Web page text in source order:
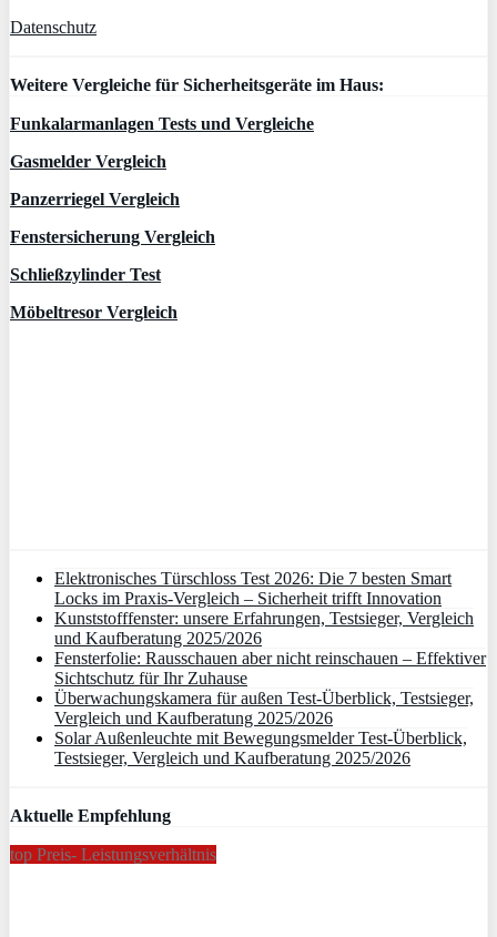
Datenschutz
Weitere Vergleiche für Sicherheitsgeräte im Haus:
Funkalarmanlagen Tests und Vergleiche
Gasmelder Vergleich
Panzerriegel Vergleich
Fenstersicherung Vergleich
Schließzylinder Test
Möbeltresor Vergleich
Elektronisches Türschloss Test 2026: Die 7 besten Smart
Locks im Praxis-Vergleich – Sicherheit trifft Innovation
Kunststofffenster: unsere Erfahrungen, Testsieger, Vergleich
und Kaufberatung 2025/2026
Fensterfolie: Rausschauen aber nicht reinschauen – Effektiver
Sichtschutz für Ihr Zuhause
Überwachungskamera für außen Test-Überblick, Testsieger,
Vergleich und Kaufberatung 2025/2026
Solar Außenleuchte mit Bewegungsmelder Test-Überblick,
Testsieger, Vergleich und Kaufberatung 2025/2026
Aktuelle Empfehlung
top Preis- Leistungsverhältnis